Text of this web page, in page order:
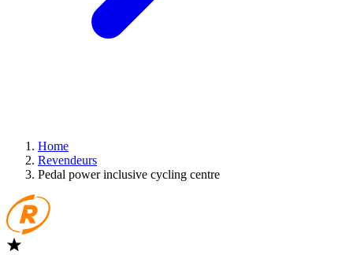
Home
Revendeurs
Pedal power inclusive cycling centre